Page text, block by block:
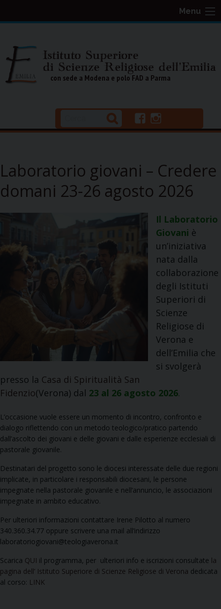
k
t
t
Menu
f
a
o
k
i
n
a
g
r
a
con sede a Modena e polo FAD a Parma
Laboratorio giovani – Credere
domani 23-26 agosto 2026
Il Laboratorio
Giovani è
un’iniziativa
nata dalla
collaborazione
degli Istituti
Superiori di
Scienze
Religiose di
Verona e
dell’Emilia che
si svolgerà
presso la Casa di Spiritualità San
Fidenzio(Verona) dal 23 al 26 agosto 2026.
L’occasione vuole essere un momento di incontro, confronto e
dialogo riflettendo con un metodo teologico/pratico partendo
dall’ascolto dei giovani e delle giovani e dalle esperienze ecclesiali di
pastorale giovanile.
Destinatari del progetto sono le diocesi interessate delle due regioni
implicate, in particolare i responsabili diocesani, le persone
impegnate nella pastorale giovanile e nell’annuncio, le associazioni
impegnate in ambito educativo.
Per ulteriori informazioni contattare Irene Pilotto al numero
340.360.34.77 oppure scrivere una mail all’indirizzo
laboratoriogiovani@teologiaverona.it
Scarica QUI il programma, per ulteriori info e iscrizioni consultate la
pagina dell’ Istituto Superiore di Scienze Religiose di Verona dedicata
al corso: LINK